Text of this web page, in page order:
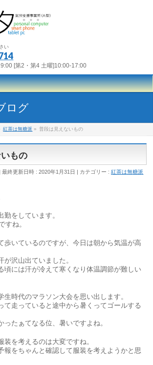
い
[第2・第4 土曜]10:00-17:00
ログ
紅茶は無糖派 » 普段は見えないもの
もの
最終更新日時 : 2020年1月31日 カテゴリー :紅茶は無糖派
勤をしています。
すね。
歩いているのですが、今日は朝から気温が高
が沢山出ていました。
頃には汗が冷えて寒くなり体温調節が難しい
生時代のマラソン大会を思い出します。
て走っていると途中から暑くってゴールする
ったぁてなる位、暑いですよね。
装を考えるのは大変ですね。
報をちゃんと確認して服装を考えようかと思